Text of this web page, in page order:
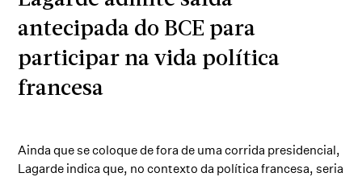
antecipada do BCE para
participar na vida política
francesa
Ainda que se coloque de fora de uma corrida presidencial,
Lagarde indica que, no contexto da política francesa, seria